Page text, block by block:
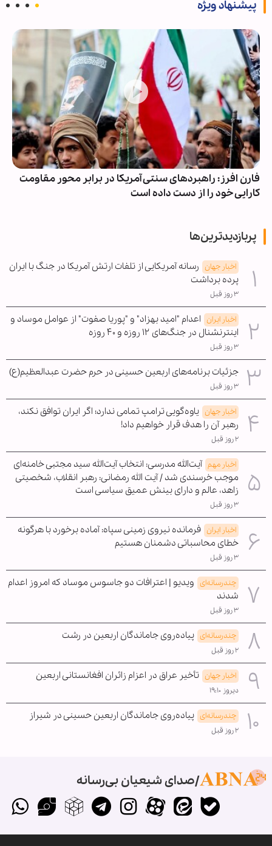
پیشنهاد ویژه
فارن افرز: راهبردهای سنتی آمریکا در برابر محور مقاومت
کارایی خود را از دست داده است
پربازدیدترین‌ها
اخبار جهان رسانه آمریکایی از تلفات ارتش آمریکا در جنگ با ایران
پرده برداشت
۳ روز قبل
اخبار ایران اعدام "امید بهزاد" و "پوریا صفوت" از عوامل موساد و
اینترنشنال در جنگ‌های ۱۲ روزه و ۴۰ روزه
۳ روز قبل
جزئیات برنامه‌های اربعین حسینی در حرم حضرت عبدالعظیم(ع)
۳ روز قبل
اخبار جهان یاوه‌گویی ترامپ تمامی ندارد؛ اگر ایران توافق نکند،
رهبر آن را هدف قرار خواهیم داد!
۲ روز قبل
اخبار مهم آیت‌الله مدرسی: انتخاب آیت‌الله سید مجتبی خامنه‌ای
موجب خرسندی شد / آیت الله رمضانی: رهبر انقلاب، شخصیتی
زاهد، عالم و دارای بینش عمیق سیاسی است
۳ روز قبل
اخبار ایران فرمانده نیروی زمینی سپاه: آماده برخورد با هرگونه
خطای محاسباتی دشمنان هستیم
۳ روز قبل
چندرسانه‌ای ویدیو | اعترافات دو جاسوس موساد که امروز اعدام
شدند
۳ روز قبل
چندرسانه‌ای پیاده‌روی جاماندگان اربعین در رشت
۲ روز قبل
اخبار جهان تأخیر عراق در اعزام زائران افغانستانی اربعین
دیروز ۱۹:۱۰
چندرسانه‌ای پیاده‌روی جاماندگان اربعین حسینی در شیراز
۲ روز قبل
صدای شیعیان بی‌رسانه